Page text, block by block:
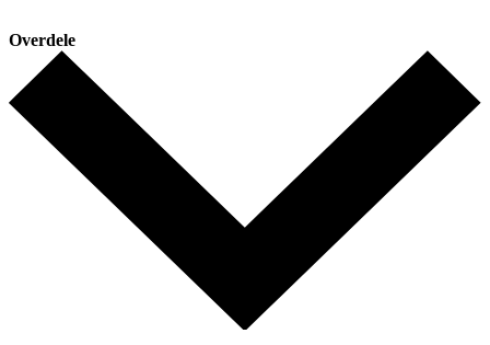
Overdele